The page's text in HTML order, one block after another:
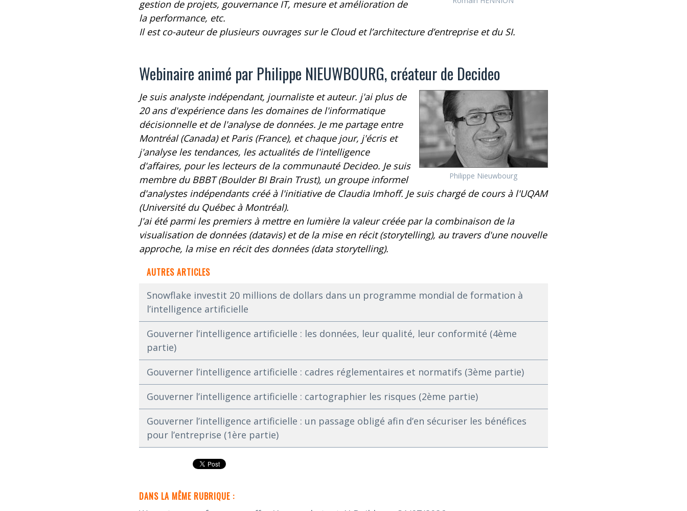
gestion de projets, gouvernance IT, mesure et amélioration de
la performance, etc.
Il est co-auteur de plusieurs ouvrages sur le Cloud et l’architecture d’entreprise et du SI.
Webinaire animé par Philippe NIEUWBOURG, créateur de Decideo
Philippe Nieuwbourg
Je suis analyste indépendant, journaliste et auteur. j'ai plus de
20 ans d'expérience dans les domaines de l'informatique
décisionnelle et de l'analyse de données. Je me partage entre
Montréal (Canada) et Paris (France), et chaque jour, j'écris et
j'analyse les tendances, les actualités de l'intelligence
d'affaires, pour les lecteurs de la communauté Decideo. Je suis
membre du BBBT (Boulder BI Brain Trust), un groupe informel
d'analystes indépendants créé à l'initiative de Claudia Imhoff. Je suis chargé de cours à l'UQAM
(Université du Québec à Montréal).
J'ai été parmi les premiers à mettre en lumière la valeur créée par la combinaison de la
visualisation de données (datavis) et de la mise en récit (storytelling), au travers d'une nouvelle
approche, la mise en récit des données (data storytelling).
AUTRES ARTICLES
Snowflake investit 20 millions de dollars dans un programme mondial de formation à
l’intelligence artificielle
Gouverner l’intelligence artificielle : les données, leur qualité, leur conformité (4ème
partie)
Gouverner l’intelligence artificielle : cadres réglementaires et normatifs (3ème partie)
Gouverner l’intelligence artificielle : cartographier les risques (2ème partie)
Gouverner l’intelligence artificielle : un passage obligé afin d’en sécuriser les bénéfices
pour l’entreprise (1ère partie)
DANS LA MÊME RUBRIQUE :